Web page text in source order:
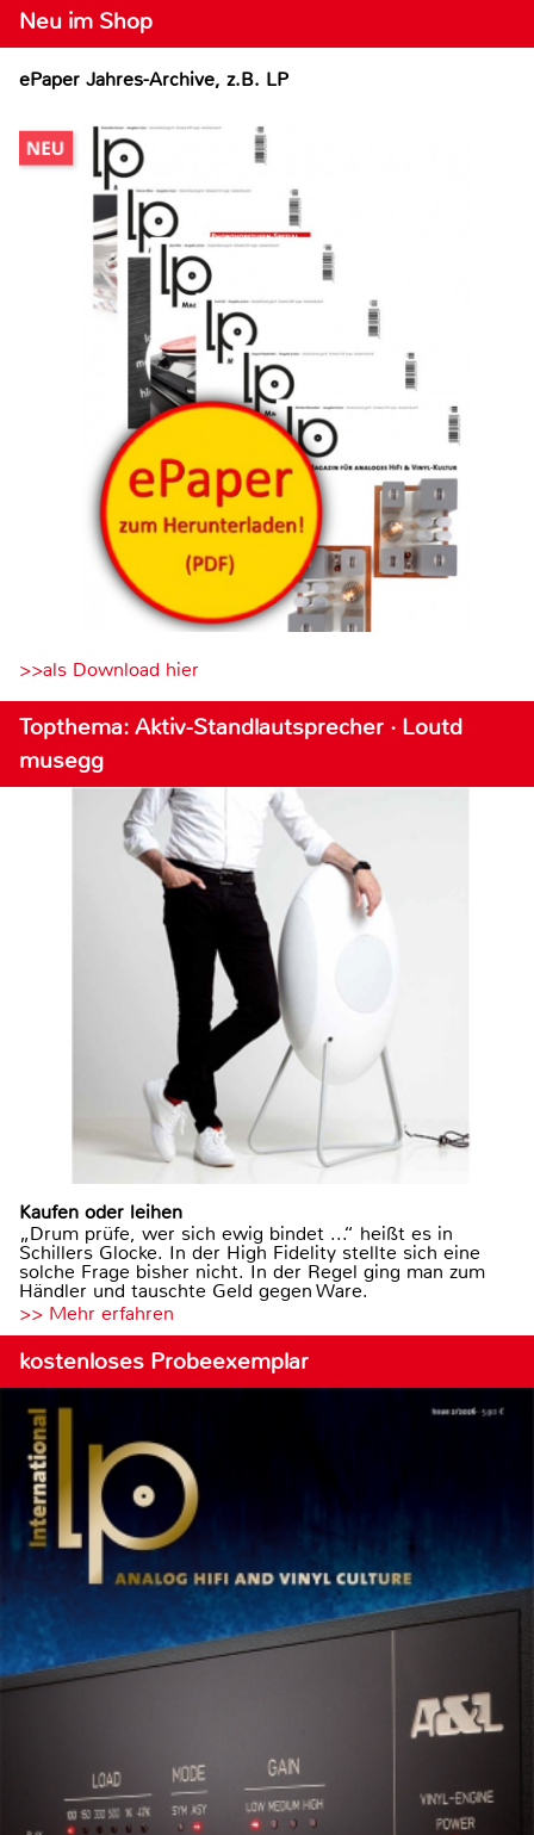
Neu im Shop
ePaper Jahres-Archive, z.B. LP
>>als Download hier
Topthema: Aktiv-Standlautsprecher · Loutd
musegg
Kaufen oder leihen
„Drum prüfe, wer sich ewig bindet ...“ heißt es in
Schillers Glocke. In der High Fidelity stellte sich eine
solche Frage bisher nicht. In der Regel ging man zum
Händler und tauschte Geld gegen Ware.
>> Mehr erfahren
kostenloses Probeexemplar